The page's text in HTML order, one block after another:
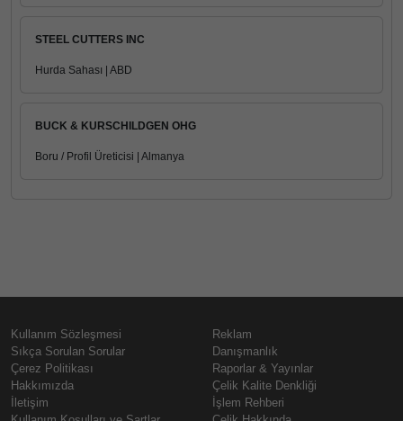
STEEL CUTTERS INC
Hurda Sahası | ABD
BUCK & KURSCHILDGEN OHG
Boru / Profil Üreticisi | Almanya
Kullanım Sözleşmesi
Sıkça Sorulan Sorular
Çerez Politikası
Hakkımızda
İletişim
Reklam
Danışmanlık
Raporlar & Yayınlar
Çelik Kalite Denkliği
İşlem Rehberi